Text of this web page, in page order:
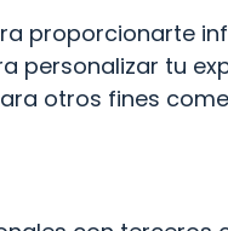
proporcionarte
personalizar tu
otros fines